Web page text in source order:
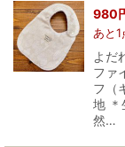
980
あと1
よだ
ファ
フ（
地 ＊
然…